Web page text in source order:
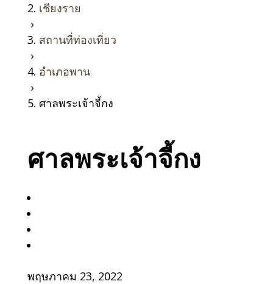
เชียงราย
›
สถานที่ท่องเที่ยว
›
อำเภอพาน
›
ศาลพระเจ้าจี้กง
ศาลพระเจ้าจี้กง
พฤษภาคม 23, 2022